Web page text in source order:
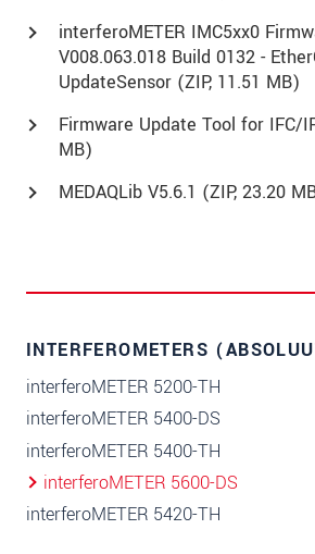
interferoMETER IMC5xx0
V008.063.018 Build 0132 -
UpdateSensor (ZIP, 11.51 MB)
Firmware Update Tool for IFC/
MB)
MEDAQLib V5.6.1 (ZIP, 23.20
INTERFEROMETERS
interferoMETER 5200-TH
interferoMETER 5400-DS
interferoMETER 5400-TH
interferoMETER 5600-DS
interferoMETER 5420-TH